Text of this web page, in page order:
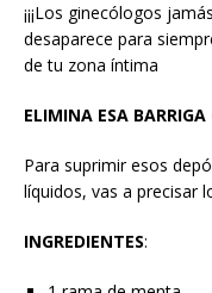
¡¡¡Los ginecólogos
desaparece para
de tu zona íntima
ELIMINA ESA
Para suprimir esos
líquidos, vas a precisar
INGREDIENTES: